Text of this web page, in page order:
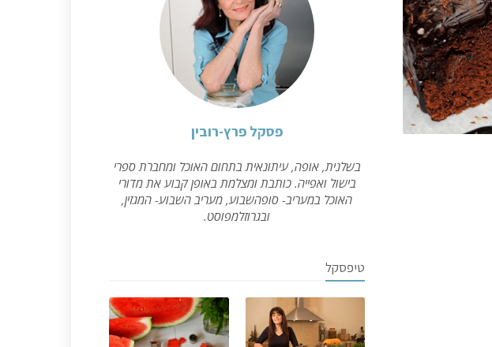
פסקל פרץ-רובין
בשלנית, אופה, עיתונאית בתחום האוכל ומחברת ספרי
בישול ואפייה. כותבת ומצלמת באופן קבוע את מדורי
האוכל במעריב- סופהשבוע, מעריב השבוע- המגזין,
ובגרוזלמפוסט.
טיפסקל